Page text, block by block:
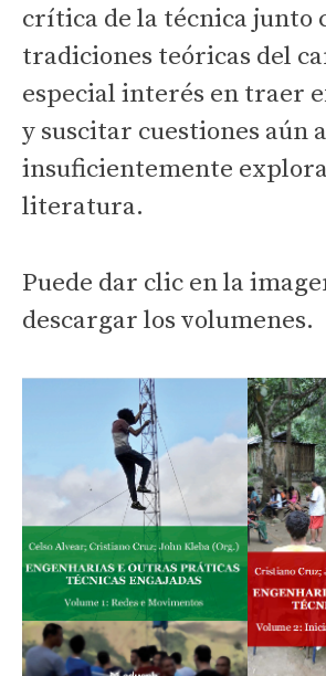
crítica de la técnica junto
tradiciones teóricas del
especial interés en traer
y suscitar cuestiones aún
insuficientemente
literatura.
Puede dar clic en la
descargar los volumenes.